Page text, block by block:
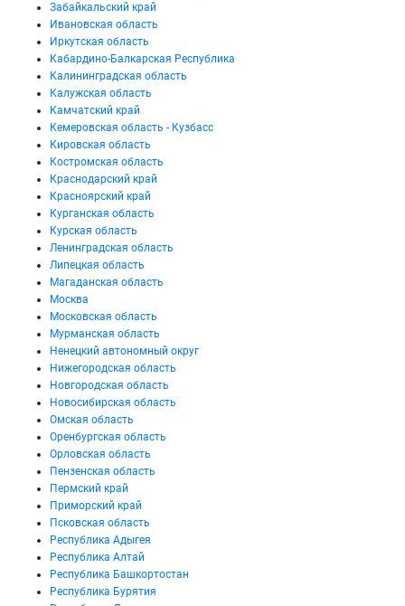
Забайкальский край
Ивановская область
Иркутская область
Кабардино-Балкарская Республика
Калининградская область
Калужская область
Камчатский край
Кемеровская область - Кузбасс
Кировская область
Костромская область
Краснодарский край
Красноярский край
Курганская область
Курская область
Ленинградская область
Липецкая область
Магаданская область
Москва
Московская область
Мурманская область
Ненецкий автономный округ
Нижегородская область
Новгородская область
Новосибирская область
Омская область
Оренбургская область
Орловская область
Пензенская область
Пермский край
Приморский край
Псковская область
Республика Адыгея
Республика Алтай
Республика Башкортостан
Республика Бурятия